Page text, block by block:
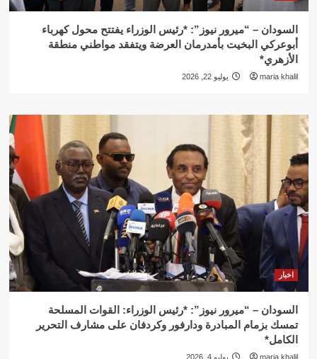
السودان – “ميرور نيوز”: *رئيس الوزراء يفتتح محول كهرباء
أبوعركي البخيت بأمدرمان العرضة ويتفقد مواطني منطقة
الأزهري*
maria khalil يوليو 22, 2026
اخبار
السودان – “ميرور نيوز”: *رئيس الوزراء: القوات المسلحة
تمسك بزمام المبادرة ودارفور وكردفان على مشارف التحرير
الكامل*
maria khalil يوليو 4, 2026